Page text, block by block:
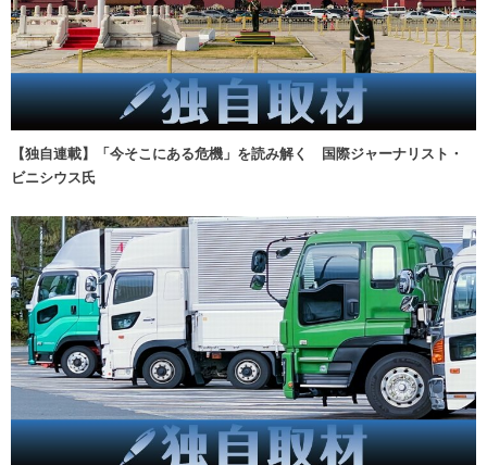
【独自連載】「今そこにある危機」を読み解く 国際ジャーナリスト・
ビニシウス氏